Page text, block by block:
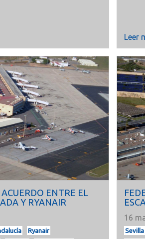
Leer
ENTRE EL
Y RYANAIR
Ryanair
16
Sevilla